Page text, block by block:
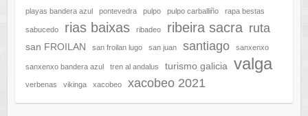
playas bandera azul pontevedra pulpo pulpo carballiño rapa bestas
sabucedo rias baixas ribadeo ribeira sacra ruta
san FROILAN san froilan lugo san juan santiago sanxenxo
sanxenxo bandera azul tren al andalus turismo galicia valga
verbenas vikinga xacobeo xacobeo 2021